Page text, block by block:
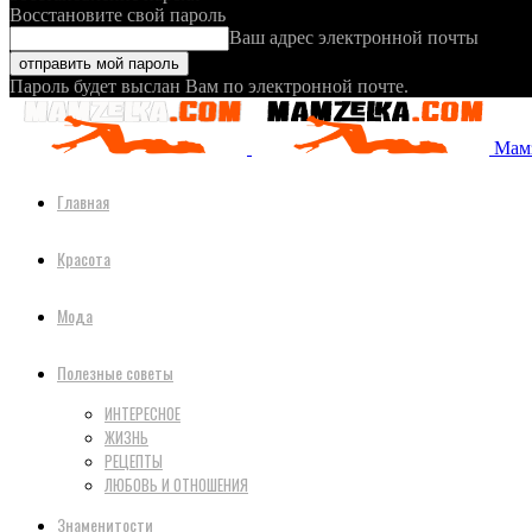
Восстановите свой пароль
Ваш адрес электронной почты
Пароль будет выслан Вам по электронной почте.
Главная
Красота
Мода
Полезные советы
ИНТЕРЕСНОЕ
ЖИЗНЬ
РЕЦЕПТЫ
ЛЮБОВЬ И ОТНОШЕНИЯ
Знаменитости